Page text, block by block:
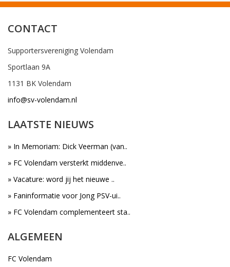
CONTACT
Supportersvereniging Volendam
Sportlaan 9A
1131 BK Volendam
info@sv-volendam.nl
LAATSTE NIEUWS
» In Memoriam: Dick Veerman (van..
» FC Volendam versterkt middenve..
» Vacature: word jij het nieuwe ..
» Faninformatie voor Jong PSV-ui..
» FC Volendam complementeert sta..
ALGEMEEN
FC Volendam